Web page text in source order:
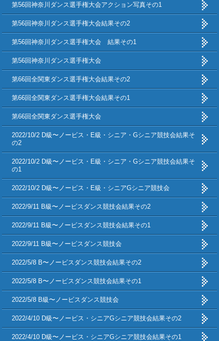
第56回神奈川ダンス選手権大会アクション写真その1
第56回神奈川ダンス選手権大会結果その2
第56回神奈川ダンス選手権大会 結果その1
第56回神奈川ダンス選手権大会
第66回全関東ダンス選手権大会結果その2
第66回全関東ダンス選手権大会結果その1
第66回全関東ダンス選手権大会
2022/10/2 D級〜ノービス・E級・シニア・Gシニア競技会結果そ
の2
2022/10/2 D級〜ノービス・E級・シニア・Gシニア競技会結果そ
の1
2022/10/2 D級〜ノービス・E級・シニアGシニア競技会
2022/9/11 B級〜ノービスダンス競技会結果その2
2022/9/11 B級〜ノービスダンス競技会結果その1
2022/9/11 B級〜ノービスダンス競技会
2022/5/8 B〜ノービスダンス競技会結果その2
2022/5/8 B〜ノービスダンス競技会結果その1
2022/5/8 B級〜ノービスダンス競技会
2022/4/10 D級〜ノービス・シニアGシニア競技会結果その2
2022/4/10 D級〜ノービス・シニアGシニア競技会結果その1